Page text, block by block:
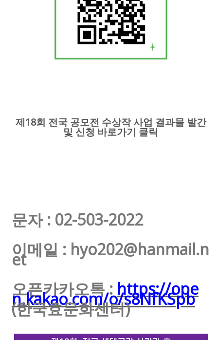
제 18회 전국 공모전 수상작 사업 결과물 발간
및 신청 바로가기 클릭
문자 : 02-503-2022
이메일 : hyo202@hanmail.n
et
오픈카카오톡: https://ope
n.kakao.com/o/s8NfKSpb
(한국효문화센터)